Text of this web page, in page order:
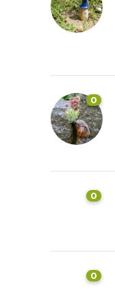
0
0
0